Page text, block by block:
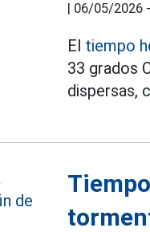
| 06/05/2026
El tiempo
33 grados
dispersas,